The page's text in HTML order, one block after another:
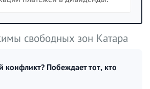
свободных зон Катара
конфликт? Побеждает тот, кто